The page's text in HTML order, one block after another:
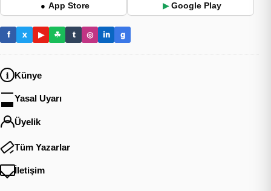
● App Store ▶ Google Play
f x ▶ ☘ t ◎ in g
Künye
Yasal Uyarı
Üyelik
Tüm Yazarlar
İletişim